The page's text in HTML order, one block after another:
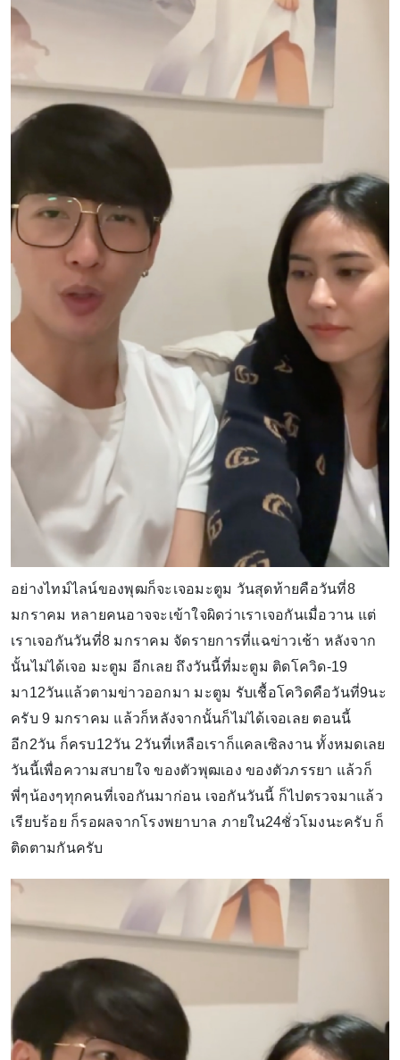
อย่างไทม์ไลน์ของพุฒก็จะเจอมะตูม วันสุดท้ายคือวันที่8
มกราคม หลายคนอาจจะเข้าใจผิดว่าเราเจอกันเมื่อวาน แต่
เราเจอกันวันที่8 มกราคม จัดรายการที่แฉข่าวเช้า หลังจาก
นั้นไม่ได้เจอ มะตูม อีกเลย ถึงวันนี้ที่มะตูม ติดโควิด-19
มา12วันแล้วตามข่าวออกมา มะตูม รับเชื้อโควิดคือวันที่9นะ
ครับ 9 มกราคม แล้วก็หลังจากนั้นก็ไม่ได้เจอเลย ตอนนี้
อีก2วัน ก็ครบ12วัน 2วันที่เหลือเราก็แคลเซิลงาน ทั้งหมดเลย
วันนี้เพื่อความสบายใจ ของตัวพุฒเอง ของตัวภรรยา แล้วก็
พี่ๆน้องๆทุกคนที่เจอกันมาก่อน เจอกันวันนี้ ก็ไปตรวจมาแล้ว
เรียบร้อย ก็รอผลจากโรงพยาบาล ภายใน24ชั่วโมงนะครับ ก็
ติดตามกันครับ